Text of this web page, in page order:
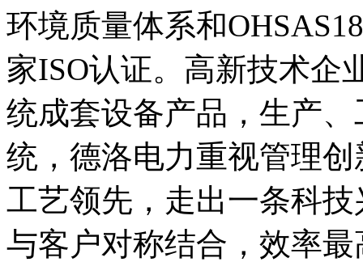
环境质量体系和
家ISO认证。高新技术企
统成套设备产品，生产
统，德洛电力重视管理
工艺领先，走出一条科
与客户对称结合，效率